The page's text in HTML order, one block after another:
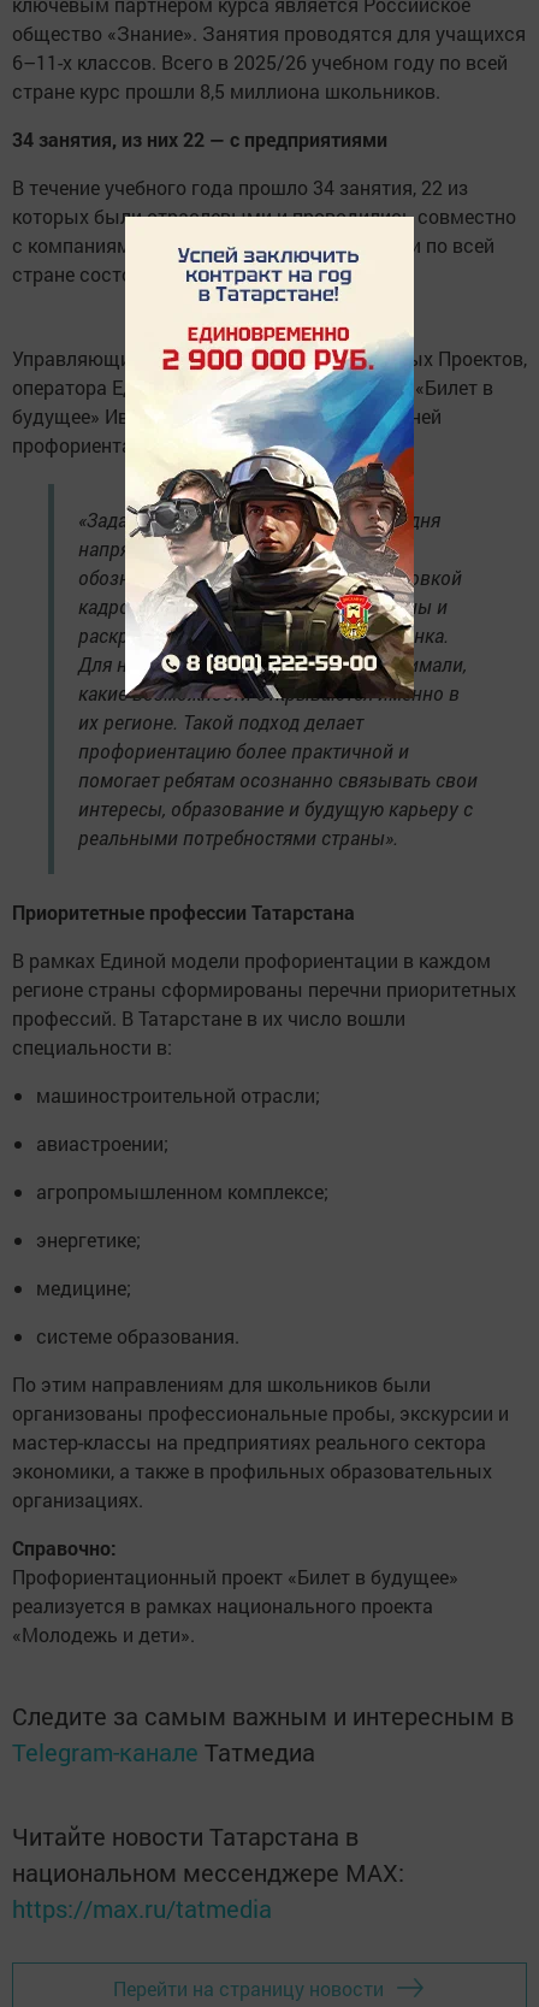
общество «Знание». Занятия проводятся для учащихся
6–11-х классов. Всего в 2025/26 учебном году по всей
стране курс прошли 8,5 миллиона школьников.
34 занятия, из них 22 — с предприятиями
В течение учебного года прошло 34 занятия, 22 из
которых были отраслевыми и проводились совместно
с компаниями-партнерами. Последние уроки по всей
стране состоялись 22 мая.
Управляющий директор Фонда Гуманитарных Проектов,
оператора Единой модели профориентации «Билет в
будущее» Иван Есин отметил важность ранней
профориентации:
«Задача ранней профориентации сегодня
напрямую связана с приоритетами,
обозначенными Президентом: подготовкой
кадров для развития экономики страны и
раскрытием потенциала каждого ребенка.
Для нас важно, чтобы школьники понимали,
какие возможности открываются именно в
их регионе. Такой подход делает
профориентацию более практичной и
помогает ребятам осознанно связывать свои
интересы, образование и будущую карьеру с
реальными потребностями страны».
Приоритетные профессии Татарстана
В рамках Единой модели профориентации в каждом
регионе страны сформированы перечни приоритетных
профессий. В Татарстане в их число вошли
специальности в:
машиностроительной отрасли;
авиастроении;
агропромышленном комплексе;
энергетике;
медицине;
системе образования.
По этим направлениям для школьников были
организованы профессиональные пробы, экскурсии и
мастер-классы на предприятиях реального сектора
экономики, а также в профильных образовательных
организациях.
Справочно:
Профориентационный проект «Билет в будущее»
реализуется в рамках национального проекта
«Молодежь и дети».
Следите за самым важным и интересным в
Telegram-канале Татмедиа
Читайте новости Татарстана в
национальном мессенджере MАХ:
https://max.ru/tatmedia
Перейти на страницу новости